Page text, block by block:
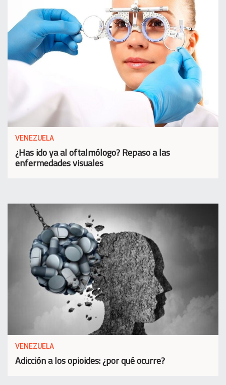
VENEZUELA
¿Has ido ya al oftalmólogo? Repaso a las
enfermedades visuales
VENEZUELA
Adicción a los opioides: ¿por qué ocurre?